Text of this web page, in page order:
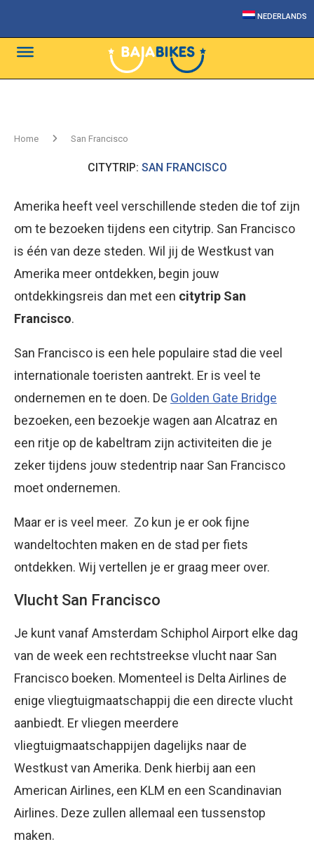
NEDERLANDS
Home San Francisco
CITYTRIP: SAN FRANCISCO
Amerika heeft veel verschillende steden die tof zijn
om te bezoeken tijdens een citytrip. San Francisco
is één van deze steden. Wil jij de Westkust van
Amerika meer ontdekken, begin jouw
ontdekkingsreis dan met een citytrip San
Francisco.
San Francisco is een hele populaire stad die veel
internationale toeristen aantrekt. Er is veel te
ondernemen en te doen. De Golden Gate Bridge
bezoeken, een bezoekje wagen aan Alcatraz en
een ritje op de kabeltram zijn activiteiten die je
zeker tijdens jouw stedentrip naar San Francisco
moet ondernemen.
Maar er is veel meer. Zo kun je er ook fijne
wandeltochten maken en de stad per fiets
ontdekken. Wij vertellen je er graag meer over.
Vlucht San Francisco
Je kunt vanaf Amsterdam Schiphol Airport elke dag
van de week een rechtstreekse vlucht naar San
Francisco boeken. Momenteel is Delta Airlines de
enige vliegtuigmaatschappij die een directe vlucht
aanbiedt. Er vliegen meerdere
vliegtuigmaatschappijen dagelijks naar de
Westkust van Amerika. Denk hierbij aan een
American Airlines, een KLM en een Scandinavian
Airlines. Deze zullen allemaal een tussenstop
maken.